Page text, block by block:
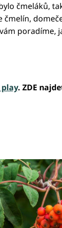
čmeláků,
čmelín,
poradíme,
. ZDE